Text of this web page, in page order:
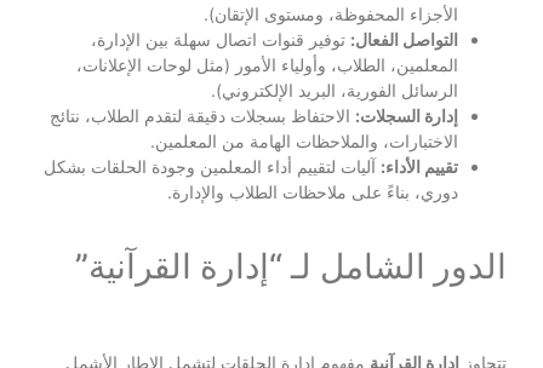
الأجزاء المحفوظة، ومستوى الإتقان).
التواصل الفعال: توفير قنوات اتصال سهلة بين الإدارة،
المعلمين، الطلاب، وأولياء الأمور (مثل لوحات الإعلانات،
الرسائل الفورية، البريد الإلكتروني).
إدارة السجلات: الاحتفاظ بسجلات دقيقة لتقدم الطلاب، نتائج
الاختبارات، والملاحظات الهامة من المعلمين.
تقييم الأداء: آليات لتقييم أداء المعلمين وجودة الحلقات بشكل
دوري، بناءً على ملاحظات الطلاب والإدارة.
الدور الشامل لـ “إدارة القرآنية”
تتجاوز إدارة القرآنية مفهوم إدارة الحلقات لتشمل الإطار الأشمل